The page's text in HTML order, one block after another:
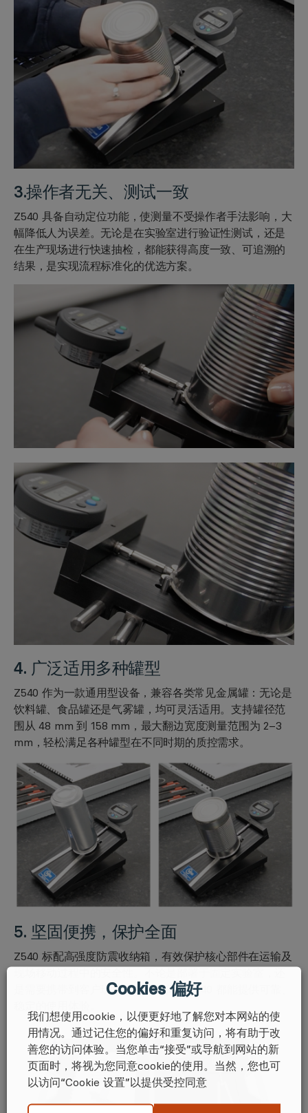
3.操作者无关、测试一致
Z540 具备自动定位功能，使测量不受操作者手法影响，大
幅降低人为误差。无论是在实验室进行验证性测试，还是
在生产现场进行快速抽检，都能获得高度一致、可追溯的
结果，是实现流程标准化的优选方案。
4. 广泛适用多种罐型
Z540 作为一款通用型设备，兼容各类常见金属罐：无论是
饮料罐、食品罐还是气雾罐，均可灵活适用。支持罐径范
围从 48 mm 到 158 mm，最大翻边宽度测量范围为 2–3
mm，轻松满足各种罐型在不同时期的质控需求。
5. 坚固便携，保护全面
Z540 标配高强度防震收纳箱，有效保护核心部件在运输及
是需要携带到客户现场、生产车间，Z540 都能提供可靠、
Cookies 偏好
我们想使用cookie，以便更好地了解您对本网站的使
用情况。通过记住您的偏好和重复访问，将有助于改
善您的访问体验。当您单击“接受”或导航到网站的新
页面时，将视为您同意cookie的使用。当然，您也可
以访问“Cookie 设置”以提供受控同意